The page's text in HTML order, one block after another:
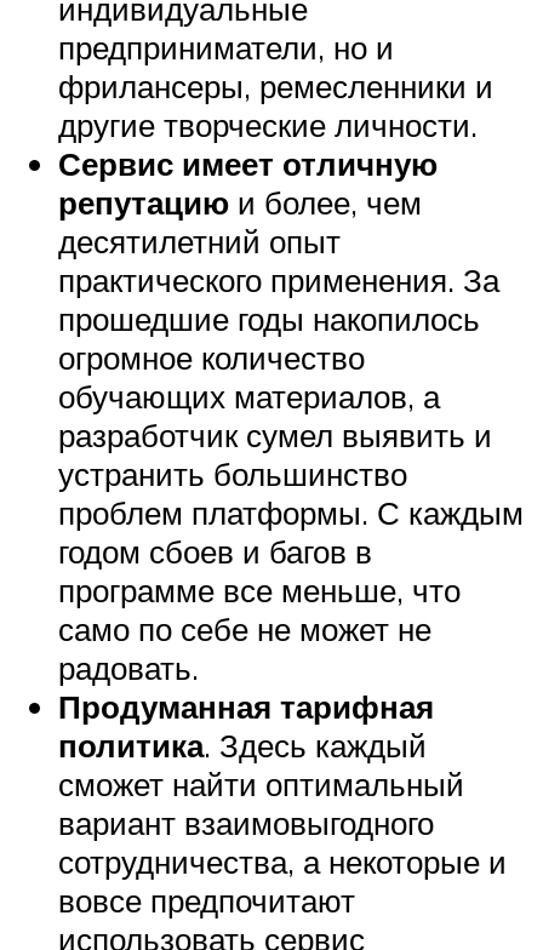
индивидуальные
предприниматели, но и
фрилансеры, ремесленники и
другие творческие личности.
Сервис имеет отличную
репутацию и более, чем
десятилетний опыт
практического применения. За
прошедшие годы накопилось
огромное количество
обучающих материалов, а
разработчик сумел выявить и
устранить большинство
проблем платформы. С каждым
годом сбоев и багов в
программе все меньше, что
само по себе не может не
радовать.
Продуманная тарифная
политика. Здесь каждый
сможет найти оптимальный
вариант взаимовыгодного
сотрудничества, а некоторые и
вовсе предпочитают
использовать сервис